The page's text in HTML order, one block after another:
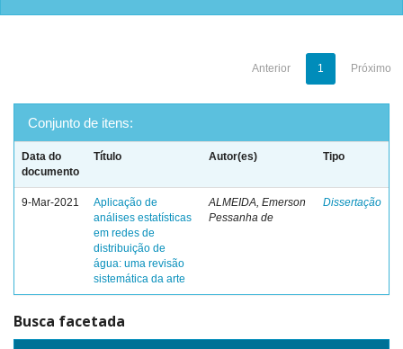
Anterior 1 Próximo
Conjunto de itens:
Data do
documento
Título Autor(es) Tipo
9-Mar-2021
Aplicação de
análises estatísticas
em redes de
distribuição de
água: uma revisão
sistemática da arte
ALMEIDA, Emerson
Pessanha de
Dissertação
Busca facetada